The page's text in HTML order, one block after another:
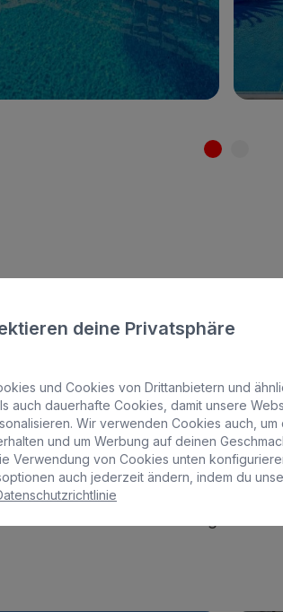
an Bildern unserer
Restaurants, Fitnessstudios und
Bild von dem nachhaltigen
deine Privatsphäre
und Cookies von Drittanbietern und
auch dauerhafte Cookies, damit unsere
Wir verwenden Cookies auch,
und um Werbung auf deinen
Verwendung von Cookies unten
auch jederzeit ändern, indem du